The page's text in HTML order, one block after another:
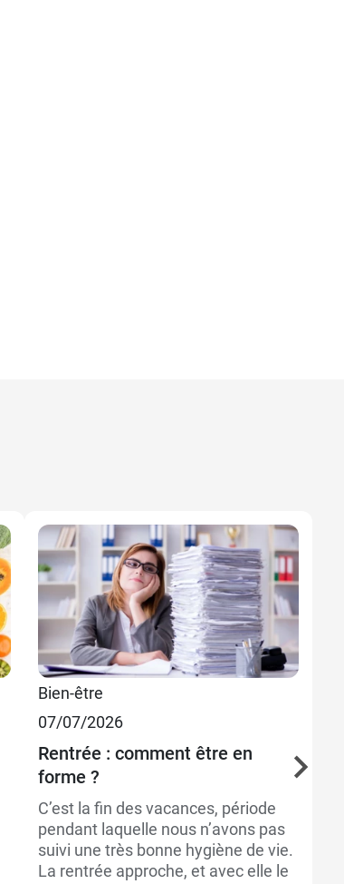
Bien-être
07/07/2026
Rentrée : comment être en
forme ?
C’est la fin des vacances, période
pendant laquelle nous n’avons pas
suivi une très bonne hygiène de vie.
La rentrée approche, et avec elle le